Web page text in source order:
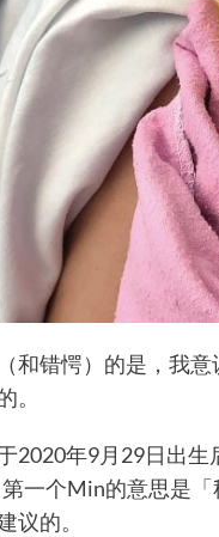
和错愕）的是，我
。
2020年9月29日出
一个Min的意思是
议的。